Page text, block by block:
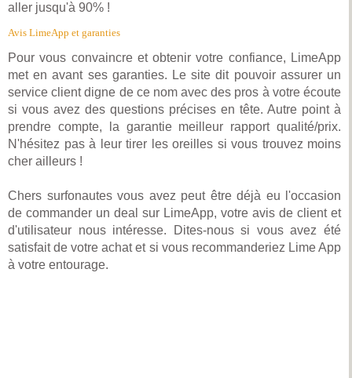
aller jusqu'à 90% !
Avis LimeApp et garanties
Pour vous convaincre et obtenir votre confiance, LimeApp
met en avant ses garanties. Le site dit pouvoir assurer un
service client digne de ce nom avec des pros à votre écoute
si vous avez des questions précises en tête. Autre point à
prendre compte, la garantie meilleur rapport qualité/prix.
N'hésitez pas à leur tirer les oreilles si vous trouvez moins
cher ailleurs !
Chers surfonautes vous avez peut être déjà eu l'occasion
de commander un deal sur LimeApp, votre avis de client et
d'utilisateur nous intéresse. Dites-nous si vous avez été
satisfait de votre achat et si vous recommanderiez Lime App
à votre entourage.